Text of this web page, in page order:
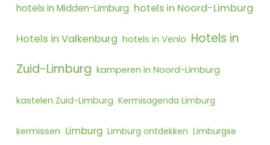
hotels in Midden-Limburg hotels in Noord-Limburg
Hotels in Valkenburg hotels in Venlo Hotels in
Zuid-Limburg kamperen in Noord-Limburg
kastelen Zuid-Limburg Kermisagenda Limburg
kermissen Limburg Limburg ontdekken Limburgse